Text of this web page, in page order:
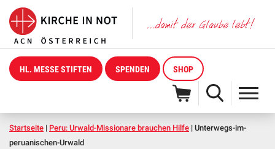
HL. MESSE STIFTEN SPENDEN SHOP
Startseite | Peru: Urwald-Missionare brauchen Hilfe | Unterwegs-im-
peruanischen-Urwald